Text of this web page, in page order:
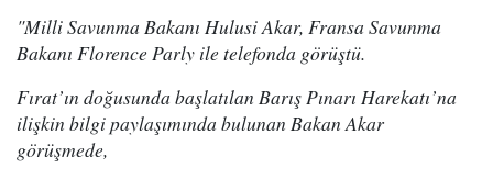
"Milli Savunma Bakanı Hulusi Akar, Fransa Savunma
Bakanı Florence Parly ile telefonda görüştü.
Fırat’ın doğusunda başlatılan Barış Pınarı Harekatı’na
ilişkin bilgi paylaşımında bulunan Bakan Akar
görüşmede,